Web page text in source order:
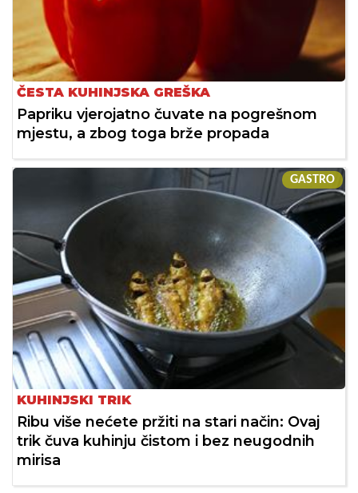
ČESTA KUHINJSKA GREŠKA
Papriku vjerojatno čuvate na pogrešnom
mjestu, a zbog toga brže propada
GASTRO
KUHINJSKI TRIK
Ribu više nećete pržiti na stari način: Ovaj
trik čuva kuhinju čistom i bez neugodnih
mirisa